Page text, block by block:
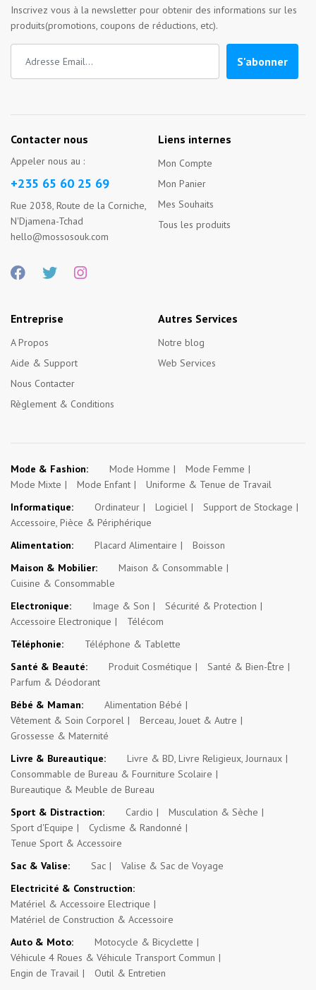
Inscrivez vous à la newsletter pour obtenir des informations sur les
produits(promotions, coupons de réductions, etc).
S'abonner
Contacter nous
Appeler nous au :
+235 65 60 25 69
Rue 2038, Route de la Corniche,
N'Djamena-Tchad
hello@mossosouk.com
Liens internes
Mon Compte
Mon Panier
Mes Souhaits
Tous les produits
Entreprise
A Propos
Aide & Support
Nous Contacter
Règlement & Conditions
Autres Services
Notre blog
Web Services
Mode & Fashion: Mode Homme
Mode Femme
Mode Mixte
Mode Enfant
Uniforme & Tenue de Travail
Informatique:
Ordinateur Logiciel
Support de Stockage
Accessoire, Pièce & Périphérique
Alimentation:
Placard Alimentaire
Boisson
Maison & Mobilier:
Maison & Consommable
Cuisine & Consommable
Electronique:
Image & Son
Sécurité & Protection
Accessoire Electronique
Télécom
Téléphonie:
Téléphone & Tablette
Santé & Beauté:
Produit Cosmétique
Santé & Bien-Être
Parfum & Déodorant
Bébé & Maman:
Alimentation Bébé
Vêtement & Soin Corporel
Berceau, Jouet & Autre
Grossesse & Maternité
Livre & Bureautique:
Livre & BD, Livre Religieux, Journaux
Consommable de Bureau & Fourniture Scolaire
Bureautique & Meuble de Bureau
Sport & Distraction:
Cardio
Musculation & Sèche
Sport d'Equipe
Cyclisme & Randonné
Tenue Sport & Accessoire
Sac & Valise:
Sac
Valise & Sac de Voyage
Electricité & Construction:
Matériel & Accessoire Electrique
Matériel de Construction & Accessoire
Auto & Moto:
Motocycle & Bicyclette
Véhicule 4 Roues & Véhicule Transport Commun
Engin de Travail
Outil & Entretien